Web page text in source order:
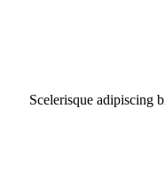
Scelerisque adipiscing